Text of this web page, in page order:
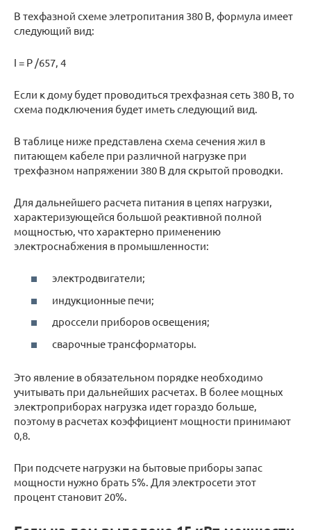
В техфазной схеме элетропитания 380 В, формула имеет
следующий вид:
I = P /657, 4
Если к дому будет проводиться трехфазная сеть 380 В, то
схема подключения будет иметь следующий вид.
В таблице ниже представлена схема сечения жил в
питающем кабеле при различной нагрузке при
трехфазном напряжении 380 В для скрытой проводки.
Для дальнейшего расчета питания в цепях нагрузки,
характеризующейся большой реактивной полной
мощностью, что характерно применению
электроснабжения в промышленности:
электродвигатели;
индукционные печи;
дроссели приборов освещения;
сварочные трансформаторы.
Это явление в обязательном порядке необходимо
учитывать при дальнейших расчетах. В более мощных
электроприборах нагрузка идет гораздо больше,
поэтому в расчетах коэффициент мощности принимают
0,8.
При подсчете нагрузки на бытовые приборы запас
мощности нужно брать 5%. Для электросети этот
процент становит 20%.